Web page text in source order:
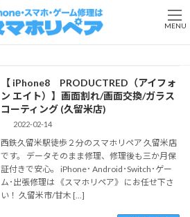
【 iPhone8 PRODUCTRED（アイフォ
ン エイト）】画面割れ/画面交換/ガラス
コーティング (久留米店)
2022-02-14
西鉄久留米駅徒歩２分のスマホリペア 久留米店
です。 データそのまま修理、修理後も三か月保
証付きで安心。 iPhone･ Android･Switch･ゲー
ム･出張修理は 《スマホリペア》 にお任せ下さ
い！ 久留米市/甘木 […]
MENU